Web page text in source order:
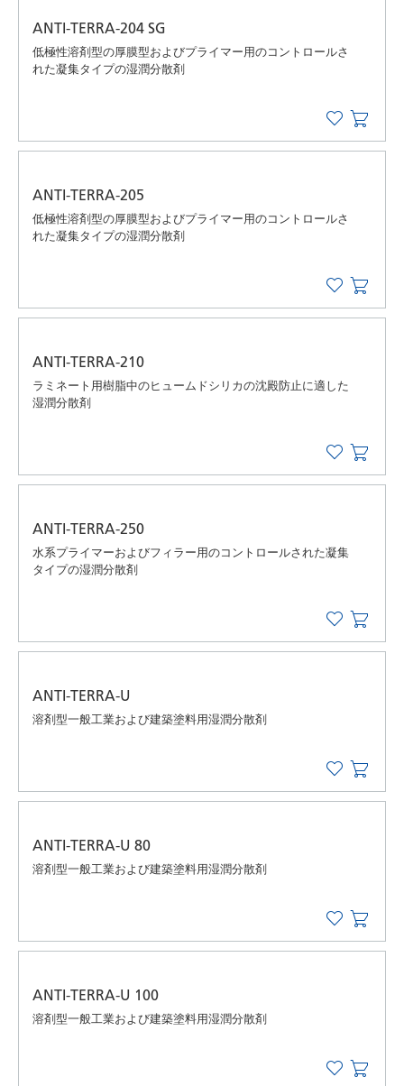
ANTI-TERRA-204 SG
低極性溶剤型の厚膜型およびプライマー用のコントロールさ
れた凝集タイプの湿潤分散剤
ANTI-TERRA-205
低極性溶剤型の厚膜型およびプライマー用のコントロールさ
れた凝集タイプの湿潤分散剤
ANTI-TERRA-210
ラミネート用樹脂中のヒュームドシリカの沈殿防止に適した
湿潤分散剤
ANTI-TERRA-250
水系プライマーおよびフィラー用のコントロールされた凝集
タイプの湿潤分散剤
ANTI-TERRA-U
溶剤型一般工業および建築塗料用湿潤分散剤
ANTI-TERRA-U 80
溶剤型一般工業および建築塗料用湿潤分散剤
ANTI-TERRA-U 100
溶剤型一般工業および建築塗料用湿潤分散剤